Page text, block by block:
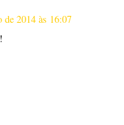
de 2014 às 16:07